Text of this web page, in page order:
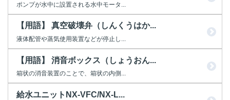
ポンプが水中に設置される水中モータ...
【用語】 真空破壊弁（しんくうはか...
液体配管や蒸気使用装置などが停止し...
【用語】 消音ボックス（しょうおん...
箱状の消音装置のことで、箱状の内側...
給水ユニットNX-VFC/NX-L...